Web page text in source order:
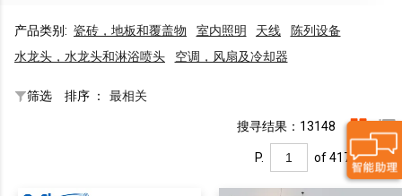
产品类别: 瓷砖，地板和覆盖物 室内照明 天线
陈列设备
水龙头，水龙头和淋浴喷头
空调，风扇及冷却器
筛选 排序 ： 最相关
搜寻结果：13148
P. of 417